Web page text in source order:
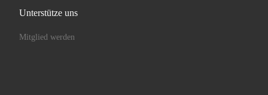
Unterstütze uns
Mitglied werden